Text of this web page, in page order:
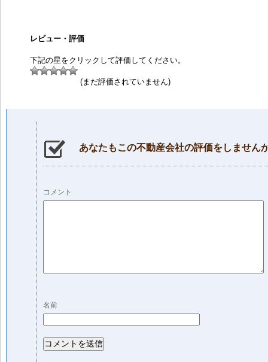
レビュー・評価
下記の星をクリックして評価してください。
(まだ評価されていません)
あなたもこの不動産会社の評価をしません
コメント
名前